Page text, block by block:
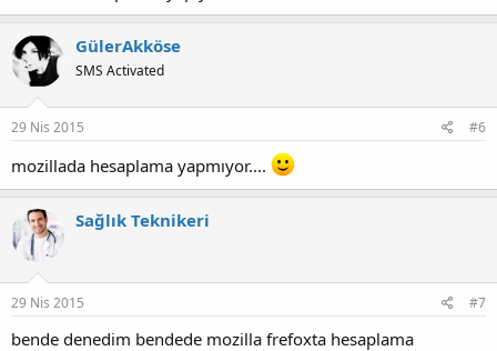
GülerAkköse
SMS Activated
29 Nis 2015 #6
mozillada hesaplama yapmıyor....
Sağlık Teknikeri
29 Nis 2015 #7
bende denedim bendede mozilla frefoxta hesaplama